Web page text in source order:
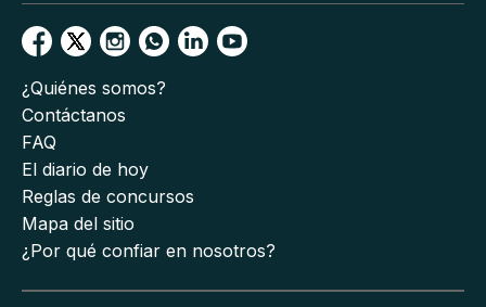
¿Quiénes somos?
Contáctanos
FAQ
El diario de hoy
Reglas de concursos
Mapa del sitio
¿Por qué confiar en nosotros?